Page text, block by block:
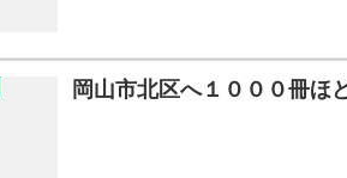
岡山市北区へ１０００冊ほ